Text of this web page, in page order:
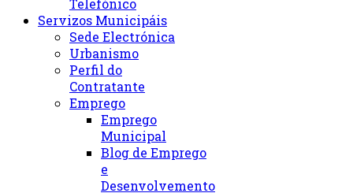
Telefónico
Servizos Municipáis
Sede Electrónica
Urbanismo
Perfil do
Contratante
Emprego
Emprego
Municipal
Blog de Emprego
e
Desenvolvemento